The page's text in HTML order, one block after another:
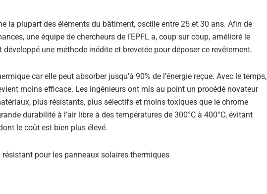
la plupart des éléments du bâtiment, oscille entre 25 et 30 ans. Afin de
une équipe de chercheurs de l’EPFL a, coup sur coup, amélioré le
une méthode inédite et brevetée pour déposer ce revêtement.
car elle peut absorber jusqu’à 90% de l’énergie reçue. Avec le temps,
moins efficace. Les ingénieurs ont mis au point un procédé novateur
plus résistants, plus sélectifs et moins toxiques que le chrome
durabilité à l’air libre à des températures de 300°C à 400°C, évitant
le coût est bien plus élevé.